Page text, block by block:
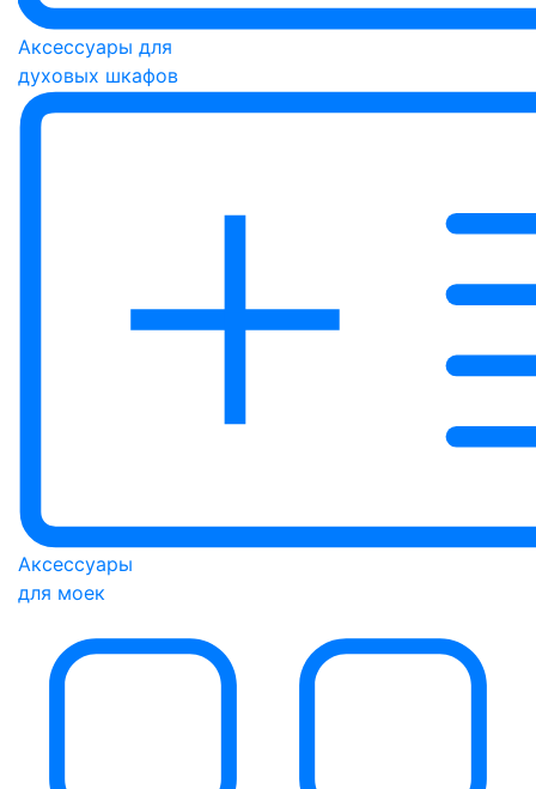
Аксессуары для
духовых шкафов
Аксессуары
для моек